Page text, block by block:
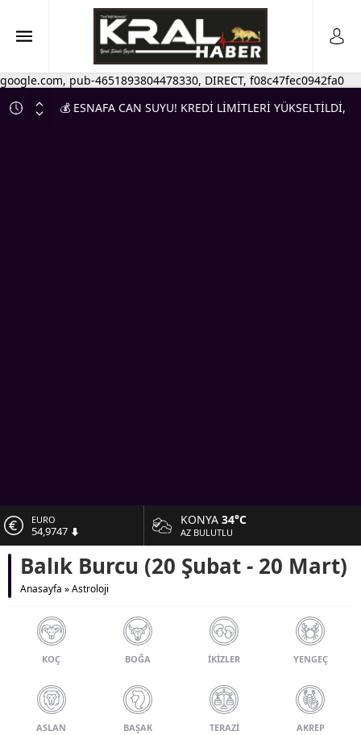
google.com, pub-4651893804478330, DIRECT, f08c47fec0942fa0
💰 ESNAFA CAN SUYU! KREDİ LİMİTLERİ YÜKSELTİLDİ,
EURO
54,9747
ALTIN
6.499,25
DOLAR
KONYA34°C
AZ BULUTLU
Balık Burcu (20 Şubat - 20 Mart)
Anasayfa »Astroloji
KOÇ BOĞA İKIZLER YENGEÇ
ASLAN BAŞAK TERAZI AKREP